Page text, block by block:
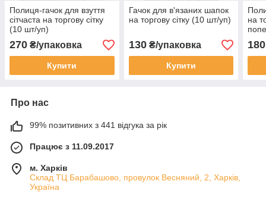
Полиця-гачок для взуття
сітчаста на торгову сітку
(10 шт/уп)
270 ₴/упаковка
Купити
Гачок для в'язаних шапок
на торгову сітку (10 шт/уп)
130₴/упаковка
Купити
на
180
Про нас
99% позитивних з 441 відгука за рік
Працює з 11.09.2017
м. Харків
Склад ТЦ Барабашово, провулок Весняний, 2, Харків,
Україна